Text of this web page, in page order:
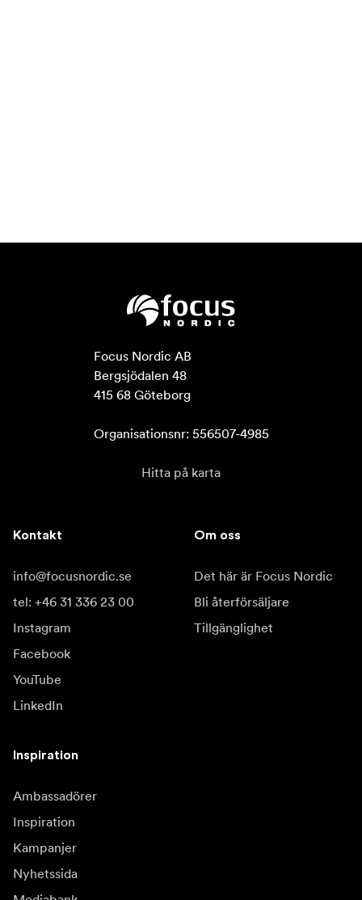
Focus Nordic AB
Bergsjödalen 48
415 68 Göteborg
Organisationsnr: 556507-4985
Hitta på karta
Kontakt
info@focusnordic.se
tel: +46 31 336 23 00
Instagram
Facebook
YouTube
LinkedIn
Om oss
Det här är Focus Nordic
Bli återförsäljare
Tillgänglighet
Inspiration
Ambassadörer
Inspiration
Kampanjer
Nyhetssida